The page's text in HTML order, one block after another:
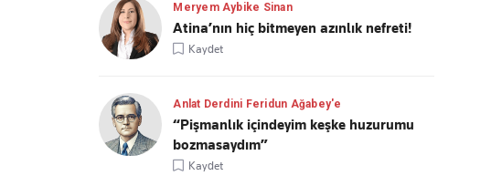
Meryem Aybike Sinan
Atina’nın hiç bitmeyen azınlık nefreti!
Kaydet
Anlat Derdini Feridun Ağabey'e
“Pişmanlık içindeyim keşke huzurumu
bozmasaydım”
Kaydet